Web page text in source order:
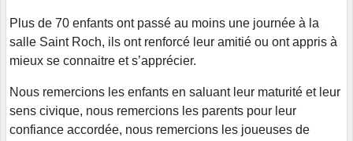
Plus de 70 enfants ont passé au moins une journée à la
salle Saint Roch, ils ont renforcé leur amitié ou ont appris à
mieux se connaitre et s’apprécier.
Nous remercions les enfants en saluant leur maturité et leur
sens civique, nous remercions les parents pour leur
confiance accordée, nous remercions les joueuses de